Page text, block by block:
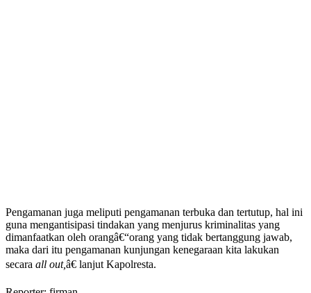
Pengamanan juga meliputi pengamanan terbuka dan tertutup, hal ini
guna mengantisipasi tindakan yang menjurus kriminalitas yang
dimanfaatkan oleh orangâ€“orang yang tidak bertanggung jawab,
maka dari itu pengamanan kunjungan kenegaraan kita lakukan
secara all out,â€ lanjut Kapolresta.